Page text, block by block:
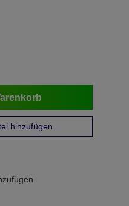
hinzufügen